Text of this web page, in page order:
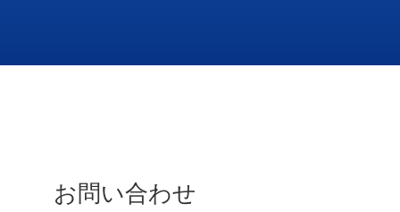
お問い合わせ